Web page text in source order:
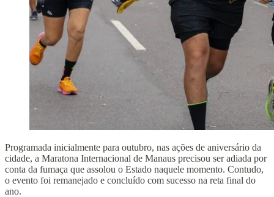
Programada inicialmente para outubro, nas ações de aniversário da
cidade, a Maratona Internacional de Manaus precisou ser adiada por
conta da fumaça que assolou o Estado naquele momento. Contudo,
o evento foi remanejado e concluído com sucesso na reta final do
ano.